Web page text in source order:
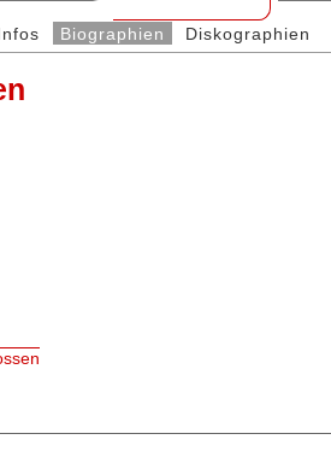
Biographien Diskographien